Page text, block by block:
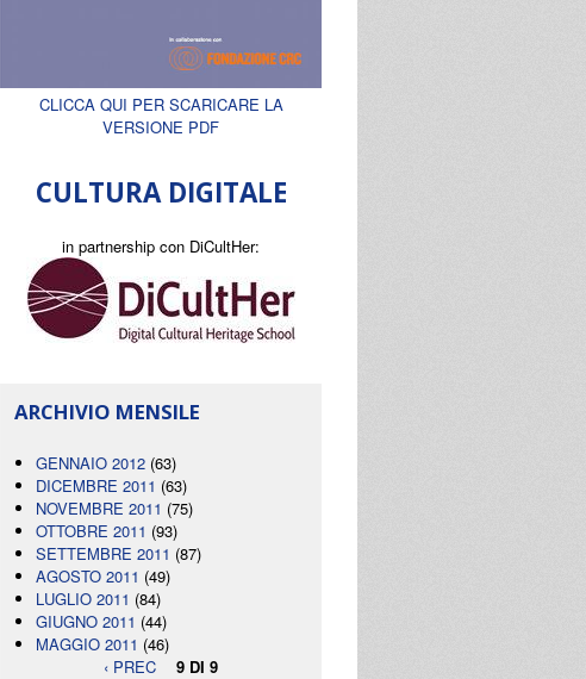
CLICCA QUI PER SCARICARE LA
VERSIONE PDF
CULTURA DIGITALE
in partnership con DiCultHer:
ARCHIVIO MENSILE
GENNAIO 2012 (63)
DICEMBRE 2011 (63)
NOVEMBRE 2011 (75)
OTTOBRE 2011 (93)
SETTEMBRE 2011 (87)
AGOSTO 2011 (49)
LUGLIO 2011 (84)
GIUGNO 2011 (44)
MAGGIO 2011 (46)
‹ PREC
9 DI 9